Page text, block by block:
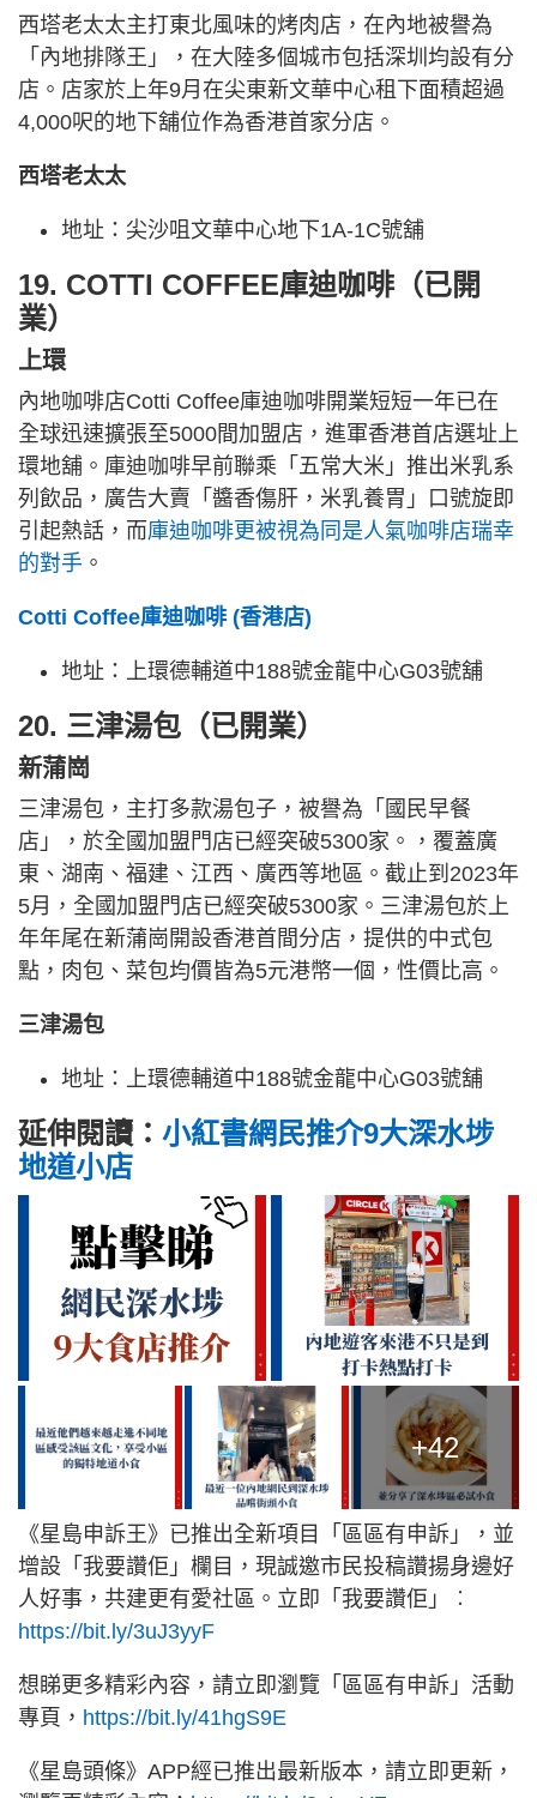
西塔老太太主打東北風味的烤肉店，在內地被譽為
「內地排隊王」，在大陸多個城市包括深圳均設有分
店。店家於上年9月在尖東新文華中心租下面積超過
4,000呎的地下舖位作為香港首家分店。
西塔老太太
地址：尖沙咀文華中心地下1A-1C號舖
19. COTTI COFFEE庫迪咖啡（已開
業）
上環
內地咖啡店Cotti Coffee庫迪咖啡開業短短一年已在
全球迅速擴張至5000間加盟店，進軍香港首店選址上
環地舖。庫迪咖啡早前聯乘「五常大米」推出米乳系
列飲品，廣告大賣「醬香傷肝，米乳養胃」口號旋即
引起熱話，而庫迪咖啡更被視為同是人氣咖啡店瑞幸
的對手 。
Cotti Coffee庫迪咖啡 (香港店)
地址：上環德輔道中188號金龍中心G03號舖
20. 三津湯包（已開業）
新蒲崗
三津湯包，主打多款湯包子，被譽為「國民早餐
店」，於全國加盟門店已經突破5300家。，覆蓋廣
東、湖南、福建、江西、廣西等地區。截止到2023年
5月，全國加盟門店已經突破5300家。三津湯包於上
年年尾在新蒲崗開設香港首間分店，提供的中式包
點，肉包、菜包均價皆為5元港幣一個，性價比高。
三津湯包
地址：上環德輔道中188號金龍中心G03號舖
延伸閱讀： 小紅書網民推介9大深水埗
地道小店
+42
《星島申訴王》已推出全新項目「區區有申訴」，並
增設「我要讚佢」欄目，現誠邀市民投稿讚揚身邊好
人好事，共建更有愛社區。立即「我要讚佢」︰
https://bit.ly/3uJ3yyF
想睇更多精彩內容，請立即瀏覽「區區有申訴」活動
專頁， https://bit.ly/41hgS9E
《星島頭條》APP經已推出最新版本，請立即更新，